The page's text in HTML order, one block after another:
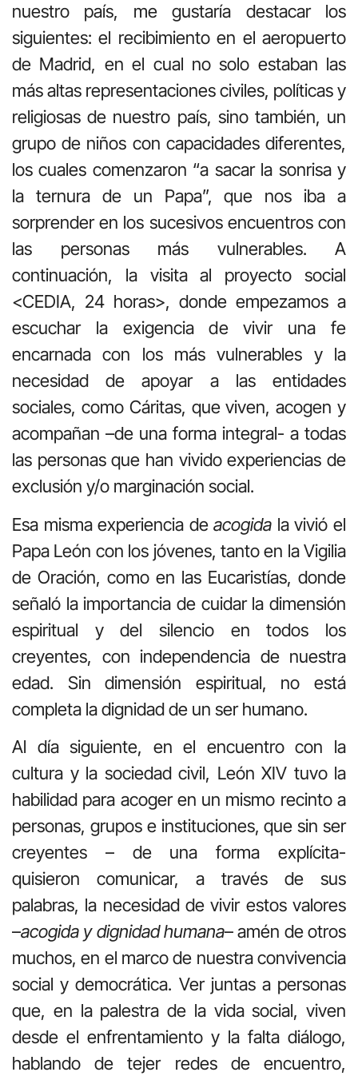
nuestro país, me gustaría destacar los
siguientes: el recibimiento en el aeropuerto
de Madrid, en el cual no solo estaban las
más altas representaciones civiles, políticas y
religiosas de nuestro país, sino también, un
grupo de niños con capacidades diferentes,
los cuales comenzaron “a sacar la sonrisa y
la ternura de un Papa”, que nos iba a
sorprender en los sucesivos encuentros con
las personas más vulnerables. A
continuación, la visita al proyecto social
<CEDIA, 24 horas>, donde empezamos a
escuchar la exigencia de vivir una fe
encarnada con los más vulnerables y la
necesidad de apoyar a las entidades
sociales, como Cáritas, que viven, acogen y
acompañan –de una forma integral- a todas
las personas que han vivido experiencias de
exclusión y/o marginación social.
Esa misma experiencia deacogida la vivió el
Papa León con los jóvenes, tanto en la Vigilia
de Oración, como en las Eucaristías, donde
señaló la importancia de cuidar la dimensión
espiritual y del silencio en todos los
creyentes, con independencia de nuestra
edad. Sin dimensión espiritual, no está
completa la dignidad de un ser humano.
Al día siguiente, en el encuentro con la
cultura y la sociedad civil, León XIV tuvo la
habilidad para acoger en un mismo recinto a
personas, grupos e instituciones, que sin ser
creyentes – de una forma explícita-
quisieron comunicar, a través de sus
palabras, la necesidad de vivir estos valores
–acogida y dignidad humana– amén de otros
muchos, en el marco de nuestra convivencia
social y democrática. Ver juntas a personas
que, en la palestra de la vida social, viven
desde el enfrentamiento y la falta diálogo,
hablando de tejer redes de encuentro,